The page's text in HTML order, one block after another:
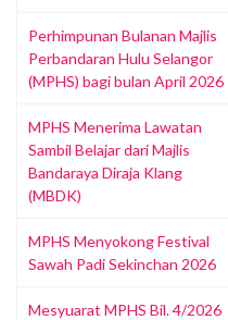
Perhimpunan Bulanan Majlis
Perbandaran Hulu Selangor
(MPHS) bagi bulan April 2026
MPHS Menerima Lawatan
Sambil Belajar dari Majlis
Bandaraya Diraja Klang
(MBDK)
MPHS Menyokong Festival
Sawah Padi Sekinchan 2026
Mesyuarat MPHS Bil. 4/2026